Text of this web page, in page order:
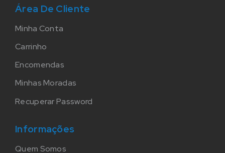
Área De Cliente
Minha Conta
Carrinho
Encomendas
Minhas Moradas
Recuperar Password
Informações
Quem Somos